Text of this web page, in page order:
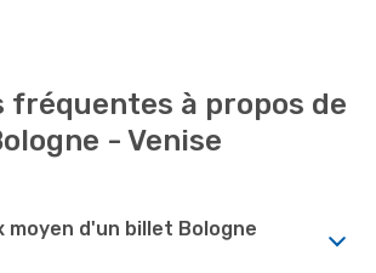
fréquentes à propos de
- Venise
moyen d'un billet Bologne